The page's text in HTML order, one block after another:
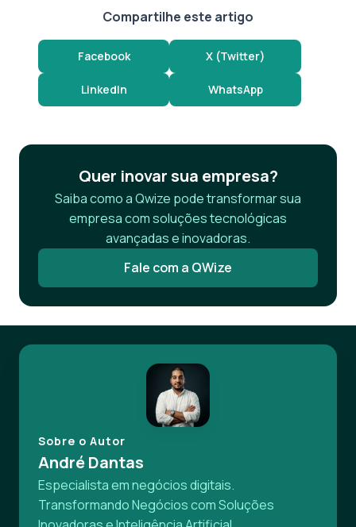
Compartilhe este artigo
Facebook X (Twitter)
LinkedIn WhatsApp
Quer inovar sua empresa?
Saiba como a Qwize pode transformar sua
empresa com soluções tecnológicas
avançadas e inovadoras.
Fale com a QWize
Sobre o Autor
André Dantas
Especialista em negócios digitais.
Transformando Negócios com Soluções